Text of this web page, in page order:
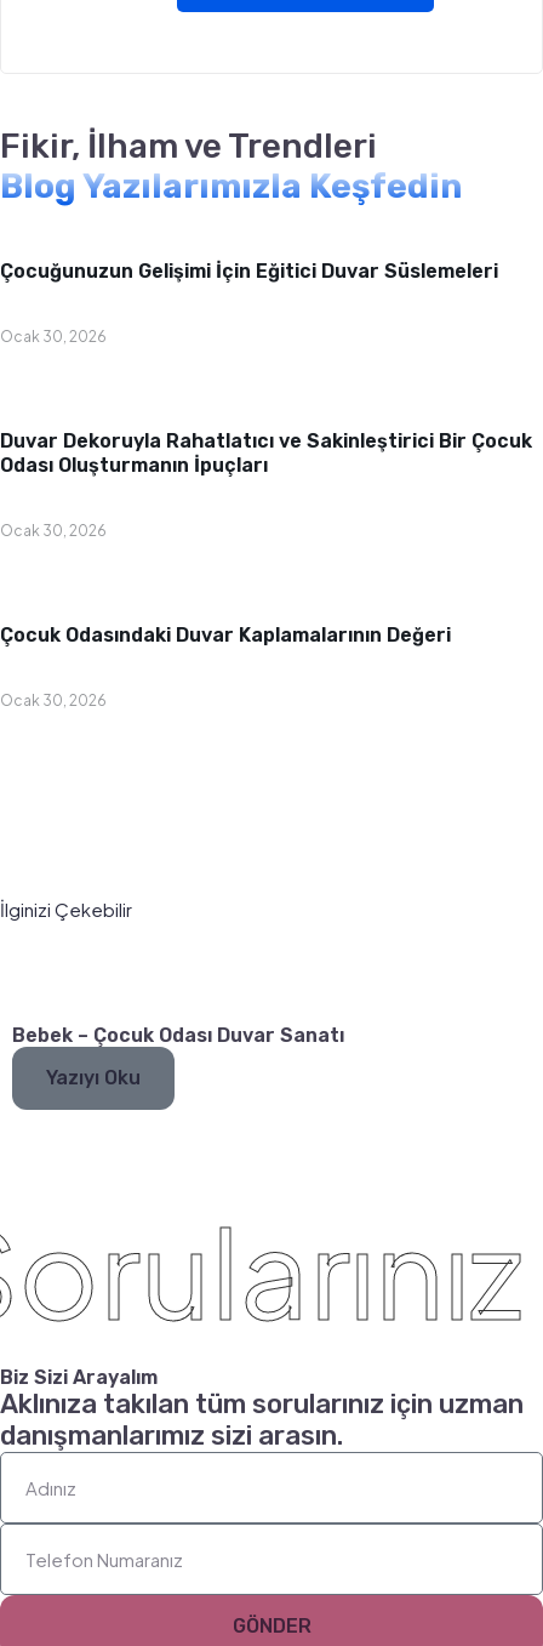
Fikir, İlham ve Trendleri
Blog Yazılarımızla Keşfedin
Çocuğunuzun Gelişimi İçin Eğitici Duvar Süslemeleri
Ocak 30, 2026
Duvar Dekoruyla Rahatlatıcı ve Sakinleştirici Bir Çocuk
Odası Oluşturmanın İpuçları
Ocak 30, 2026
Çocuk Odasındaki Duvar Kaplamalarının Değeri
Ocak 30, 2026
İlginizi Çekebilir
Bebek – Çocuk Odası Duvar Sanatı
Yazıyı Oku
Biz Sizi Arayalım
Aklınıza takılan tüm sorularınız için uzman
danışmanlarımız sizi arasın.
GÖNDER